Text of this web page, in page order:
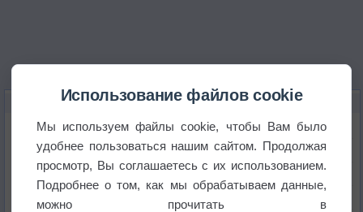
КАРТЫ ПОГОДЫ В МАДЗАРЕ-ДЕЛЬ-ВАЛЛО
Температура
Давление
Осадки
Использование файлов cookie
Мы используем файлы cookie, чтобы Вам было
удобнее пользоваться нашим сайтом. Продолжая
просмотр, Вы соглашаетесь с их использованием.
Подробнее о том, как мы обрабатываем данные,
можно прочитать в